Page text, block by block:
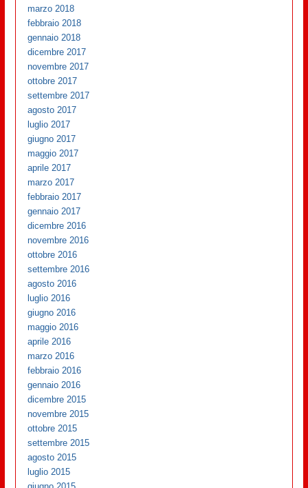
marzo 2018
febbraio 2018
gennaio 2018
dicembre 2017
novembre 2017
ottobre 2017
settembre 2017
agosto 2017
luglio 2017
giugno 2017
maggio 2017
aprile 2017
marzo 2017
febbraio 2017
gennaio 2017
dicembre 2016
novembre 2016
ottobre 2016
settembre 2016
agosto 2016
luglio 2016
giugno 2016
maggio 2016
aprile 2016
marzo 2016
febbraio 2016
gennaio 2016
dicembre 2015
novembre 2015
ottobre 2015
settembre 2015
agosto 2015
luglio 2015